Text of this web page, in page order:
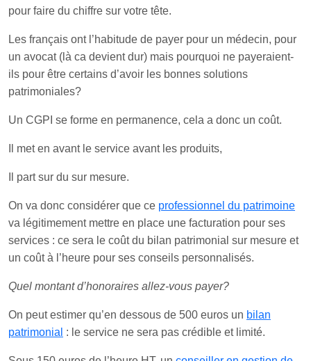
pour faire du chiffre sur votre tête.
Les français ont l’habitude de payer pour un médecin, pour
un avocat (là ca devient dur) mais pourquoi ne payeraient-
ils pour être certains d’avoir les bonnes solutions
patrimoniales?
Un CGPI se forme en permanence, cela a donc un coût.
Il met en avant le service avant les produits,
Il part sur du sur mesure.
On va donc considérer que ce professionnel du patrimoine
va légitimement mettre en place une facturation pour ses
services : ce sera le coût du bilan patrimonial sur mesure et
un coût à l’heure pour ses conseils personnalisés.
Quel montant d’honoraires allez-vous payer?
On peut estimer qu’en dessous de 500 euros un bilan
patrimonial : le service ne sera pas crédible et limité.